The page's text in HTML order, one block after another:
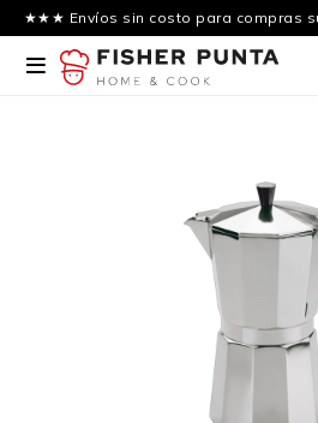
★★★ Envíos sin costo para compras
